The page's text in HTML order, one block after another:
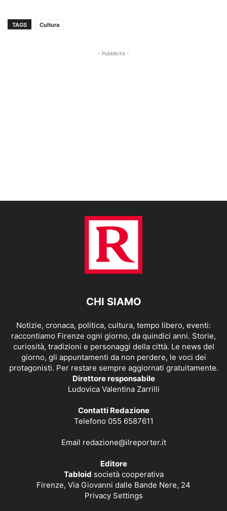
TAGS Cultura
- Pubblicità -
CHI SIAMO
Notizie, cronaca, politica, cultura, tempo libero, eventi:
raccontiamo Firenze ogni giorno, da quindici anni. Storie,
curiosità, tradizioni e personaggi della città. Le news del
giorno, gli appuntamenti da non perdere, le voci dei
protagonisti. Per restare sempre aggiornati gratuitamente.
Direttore responsabile
Ludovica Valentina Zarrilli
Contatti Redazione
Telefono 055 6587611
Email redazione@ilreporter.it
Editore
Tabloid società cooperativa
Firenze, Via Giovanni dalle Bande Nere, 24
Privacy Settings